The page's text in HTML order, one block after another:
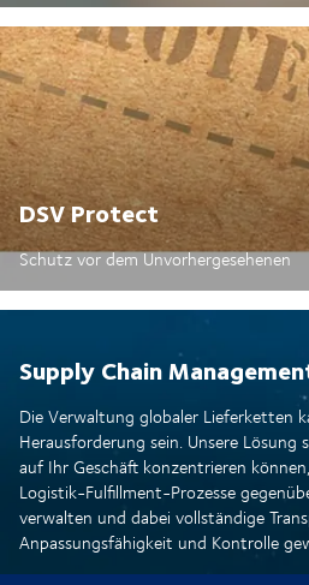
DSV Protect
Schutz vor dem Unvorhergesehenen
Supply Chain
Die Verwaltung globaler Lieferketten
Herausforderung sein. Unsere Lösung
auf Ihr Geschäft konzentrieren
Logistik-Fulfillment-Prozesse
verwalten und dabei vollständige
Anpassungsfähigkeit und Kontrolle